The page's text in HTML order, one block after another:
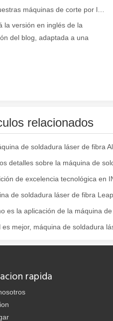
en la fabricación
la versión en inglés de la
del blog, adaptada a una
relacionados
detalles sobre la máquina de
de excelencia tecnológica en
rapida